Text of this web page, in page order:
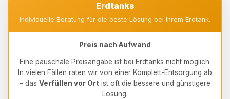
Erdtanks
Individuelle Beratung für die beste Lösung bei Ihrem Erdtank.
Preis nach Aufwand
Eine pauschale Preisangabe ist bei Erdtanks nicht möglich.
In vielen Fällen raten wir von einer Komplett-Entsorgung ab
– das Verfüllen vor Ort ist oft die bessere und günstigere
Lösung.